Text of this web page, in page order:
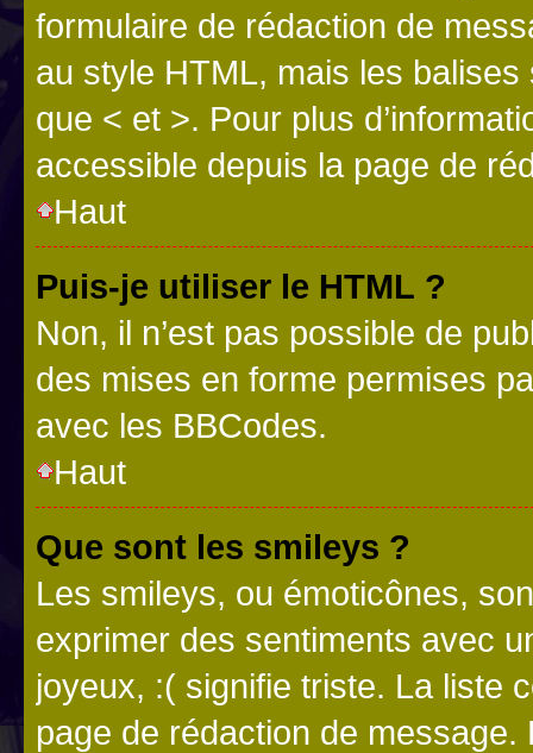
formulaire de rédaction de
au style HTML, mais les
que < et >. Pour plus
accessible depuis la page de
Haut
Puis-je utiliser le HTML ?
Non, il n’est pas possible de
des mises en forme permises
avec les BBCodes.
Haut
Que sont les smileys ?
Les smileys, ou émoticônes,
exprimer des sentiments avec
joyeux, :( signifie triste. La liste
page de rédaction de